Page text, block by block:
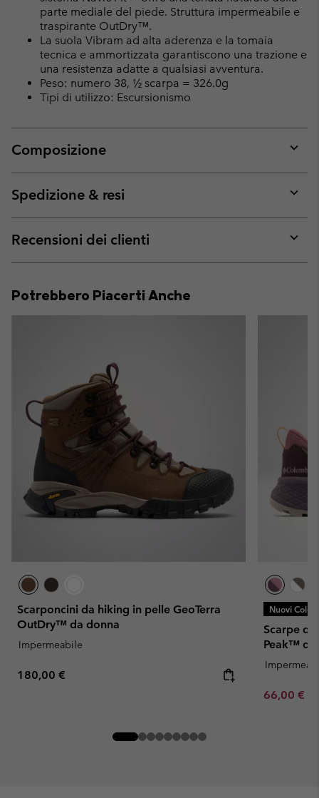
parte mediale del piede. Struttura impermeabile e
traspirante OutDry™.
La suola Vibram ad alta aderenza e la tomaia
tecnica e ammortizzata garantiscono una trazione e
una resistenza adatte a qualsiasi avventura.
Peso: numero 38, ½ scarpa = 326.0g
Tipi di utilizzo: Escursionismo
Composizione
or
Spedizione & resi
or
Recensioni dei clienti
or
Potrebbero Piacerti Anche
Scarponcini da hiking in pelle GeoTerra
OutDry™ da donna
Impermeabile
Regular price:
180,00 €
Nuovi Colori
Scarpe
Peak™ da
Minimum
66,00 €